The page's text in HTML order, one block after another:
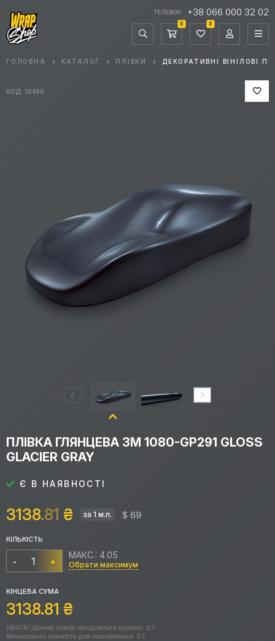
ТЕЛЕФОН +38 066 000 32 02
0 0
ГОЛОВНА КАТАЛОГ ПЛІВКИ ДЕКОРАТИВНІ ВІНІЛОВІ
ПЛІВКА ГЛЯНЦЕВА 3M 1080-GP291 GLOSS
GLACIER GRAY
Є В НАЯВНОСТІ
3138.81 ₴ за 1 м.п. $ 69
КІЛЬКІСТЬ
- +
МАКС.: 4.05
Обрати максимум
КІНЦЕВА СУМА
3138.81 ₴
УВАГА! Даний товар продається кратно: 0.1
Мінімальна кількість для замовлення: 0.1
КОД: 10496